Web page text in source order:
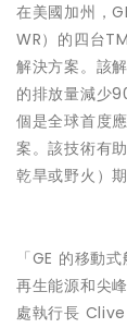
在美國加州，
WR）的四台
解決方案。該
的排放量減少
個是全球首度
案。該技術有
乾旱或野火）
「GE 的移動
再生能源和尖
處執行長